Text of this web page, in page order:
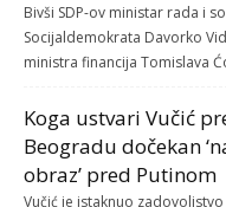
Bivši SDP-ov ministar rada i
Socijaldemokrata Davorko
ministra financija Tomislava
Koga ustvari Vučić
Beogradu dočekan
obraz’ pred Putinom
Vučić je istaknuo